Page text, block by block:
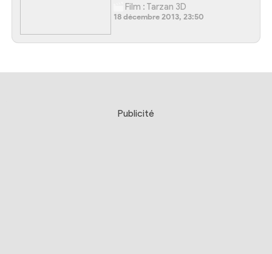
Film : Tarzan 3D
18 décembre 2013, 23:50
Publicité